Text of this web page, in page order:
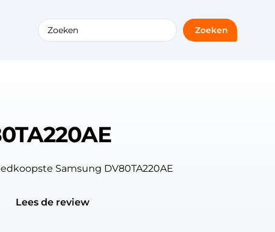
Zoeken
Samsung DV80TA220AE
Lees de review